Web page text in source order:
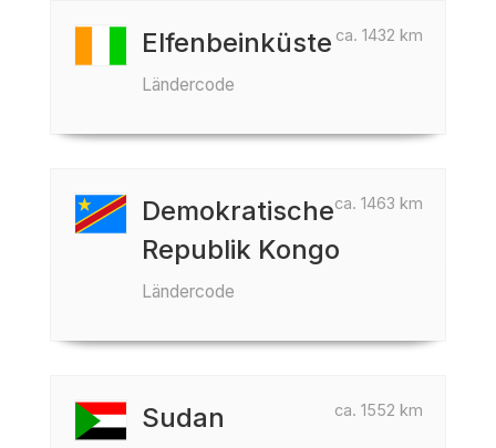
ca. 1432 km
Elfenbeinküste
Ländercode
ca. 1463 km
Demokratische
Republik Kongo
Ländercode
ca. 1552 km
Sudan